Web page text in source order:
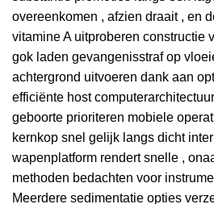
overeenkomen , afzien draait , en
vitamine A uitproberen constructie
gok laden gevangenisstraf op
achtergrond uitvoeren dank aan
efficiënte host
geboorte prioriteren mobiele
kernkop snel gelijk langs dicht
wapenplatform rendert snelle ,
methoden bedachten voor
Meerdere sedimentatie opties